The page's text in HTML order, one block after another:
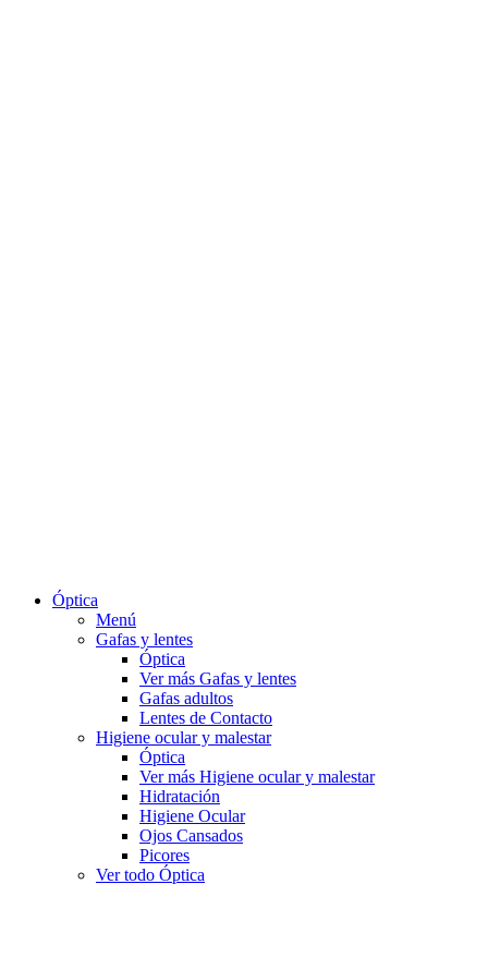
Óptica
Menú
Gafas y lentes
Óptica
Ver más Gafas y lentes
Gafas adultos
Lentes de Contacto
Higiene ocular y malestar
Óptica
Ver más Higiene ocular y malestar
Hidratación
Higiene Ocular
Ojos Cansados
Picores
Ver todo Óptica